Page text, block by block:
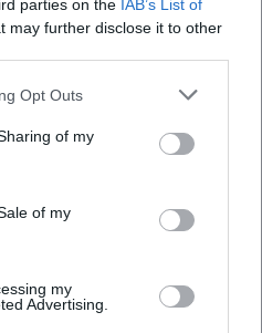
parties on the IAB’s List of
may further disclose it to other
Opt Outs
of my
of my
my
Advertising.
barrierefrei zugänglich?
drinnen oder draußen